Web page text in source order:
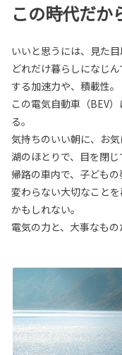
この時代だか
いいと思うには、見た目
どれだけ暮らしになじ
する加速力や、積載性。
この電気自動車（BEV
る。
気持ちのいい朝に、お気
湖のほとりで、目を閉じ
帰路の車内で、子どもの
変わらない大切なこと
かもしれない。
電気の力と、大事なもの